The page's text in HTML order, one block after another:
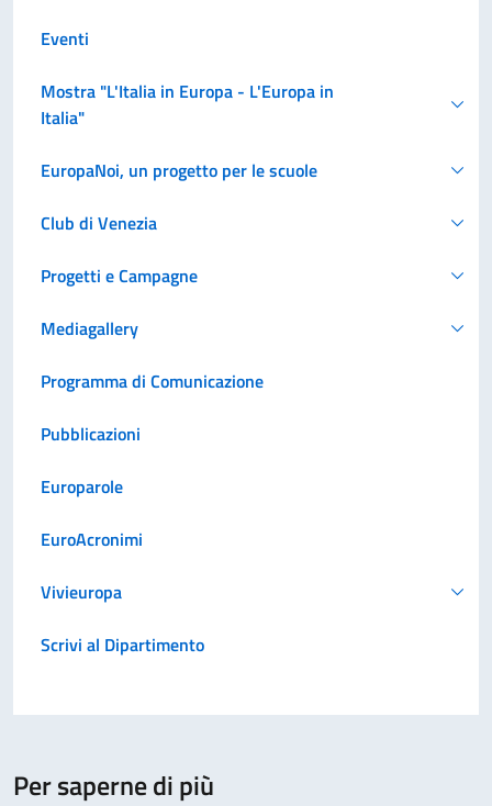
Eventi
Mostra "L'Italia in Europa - L'Europa in
Italia"
EuropaNoi, un progetto per le scuole
Club di Venezia
Progetti e Campagne
Mediagallery
Programma di Comunicazione
Pubblicazioni
Europarole
EuroAcronimi
Vivieuropa
Scrivi al Dipartimento
Per saperne di più